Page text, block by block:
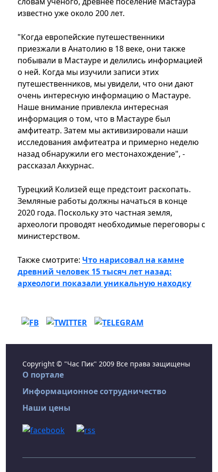
известно уже около 200 лет.
"Когда европейские путешественники
приезжали в Анатолию в 18 веке, они также
побывали в Мастауре и делились информацией
о ней. Когда мы изучили записи этих
путешественников, мы увидели, что они дают
очень интересную информацию о Мастауре.
Наше внимание привлекла интересная
информация о том, что в Мастауре был
амфитеатр. Затем мы активизировали наши
исследования амфитеатра и примерно неделю
назад обнаружили его местонахождение", -
рассказал Аккурнас.
Турецкий Колизей еще предстоит раскопать.
Земляные работы должны начаться в конце
2020 года. Поскольку это частная земля,
археологи проводят необходимые переговоры с
министерством.
Также смотрите: Что нарисовал на камне
древний человек 15 тысяч лет назад:
археологи показали уникальную находку
Copyright © "Час Пик" 2009 Все права защищены
О портале
Информационное сотрудничество
Наши цены